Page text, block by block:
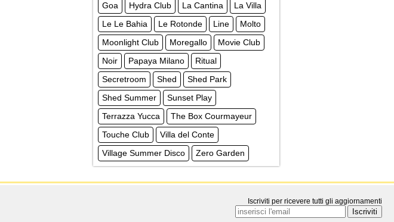
Goa
Hydra Club La Cantina
La Villa
Le Le Bahia
Le Rotonde Line
Molto
Moonlight Club
Moregallo
Movie Club
Noir
Papaya Milano
Ritual
Secretroom
Shed
Shed Park
Shed Summer
Sunset Play
Terrazza Yucca
The Box Courmayeur
Touche Club
Villa del Conte
Village Summer Disco
Zero Garden
Iscriviti per ricevere tutti gli aggiornamenti